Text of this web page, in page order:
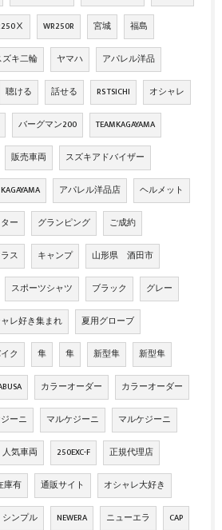
WR250R 宮城 福島
ズキ二輪 ヤマハ アパレル洋品
聴ける 話せる RS TSICHI オシャレ
バーグマン200 TEAMKAGAYAMA
販売車両 スズキアドバイザー
KAGAYAMA アパレル洋品店 ヘルメット
ー グランピング ご成約
ス キャンプ 山形県 酒田市
スポーツシャツ ブラック グレー
レ好き集まれ 夏用グローブ
ク 隼 隼 新型隼 新型隼
カラーオーダー カラーオーダー
ーニ マルケジーニ マルケジーニ
人気車両 250EXC-F 正規代理店
庫有 通販サイト オシャレ大好き
シンプル NEWERA ニューエラ CAP